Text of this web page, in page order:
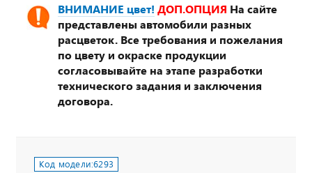
ВНИМАНИЕ цвет! ДОП.ОПЦИЯ На сайте
представлены автомобили разных
расцветок. Все требования и пожелания
по цвету и окраске продукции
согласовывайте на этапе разработки
технического задания и заключения
договора.
Код модели:6293